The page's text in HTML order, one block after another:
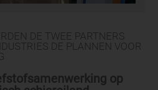
DE TWEE PARTNERS
DE PLANNEN VOOR
op